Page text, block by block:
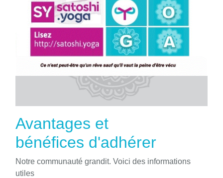
Avantages et
bénéfices d'adhérer
Notre communauté grandit. Voici des informations
utiles